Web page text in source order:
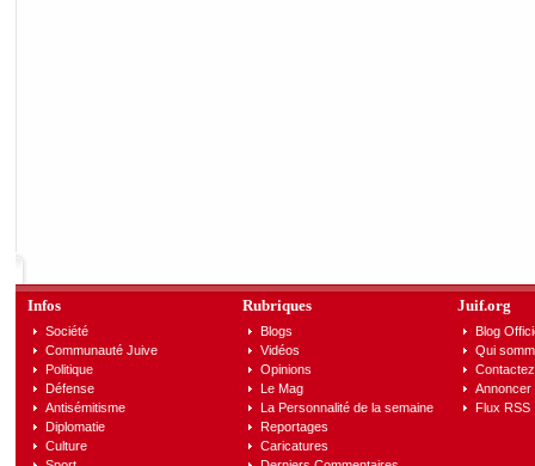
Infos
Société
Communauté Juive
Politique
Défense
Antisémitisme
Diplomatie
Culture
Rubriques
Blogs
Vidéos
Opinions
Le Mag
La Personnalité de la semaine
Reportages
Caricatures
Juif.org
Blog
Qui
Annoncer
Flux RSS